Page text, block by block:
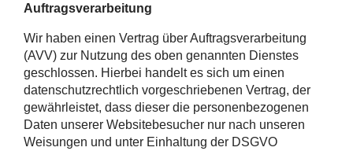
Auftragsverarbeitung
Wir haben einen Vertrag über Auftragsverarbeitung
(AVV) zur Nutzung des oben genannten Dienstes
geschlossen. Hierbei handelt es sich um einen
datenschutzrechtlich vorgeschriebenen Vertrag, der
gewährleistet, dass dieser die personenbezogenen
Daten unserer Websitebesucher nur nach unseren
Weisungen und unter Einhaltung der DSGVO